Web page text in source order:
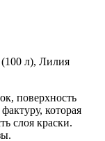
л), Лилия
поверхность
которая
слоя краски.